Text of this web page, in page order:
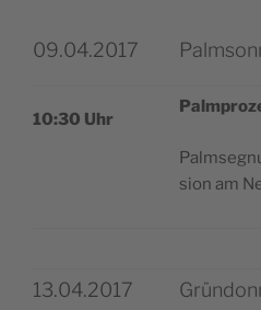
09.04.2017
10:30 Uhr
sion am
13.04.2017